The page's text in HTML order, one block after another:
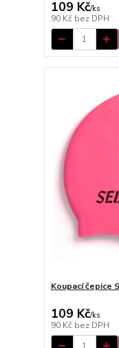
109 Kč/ks
90 Kč bez DPH
Koupací čepice
109 Kč/ks
90 Kč bez DPH